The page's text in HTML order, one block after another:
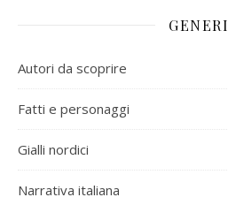
GENERI
Autori da scoprire
Fatti e personaggi
Gialli nordici
Narrativa italiana